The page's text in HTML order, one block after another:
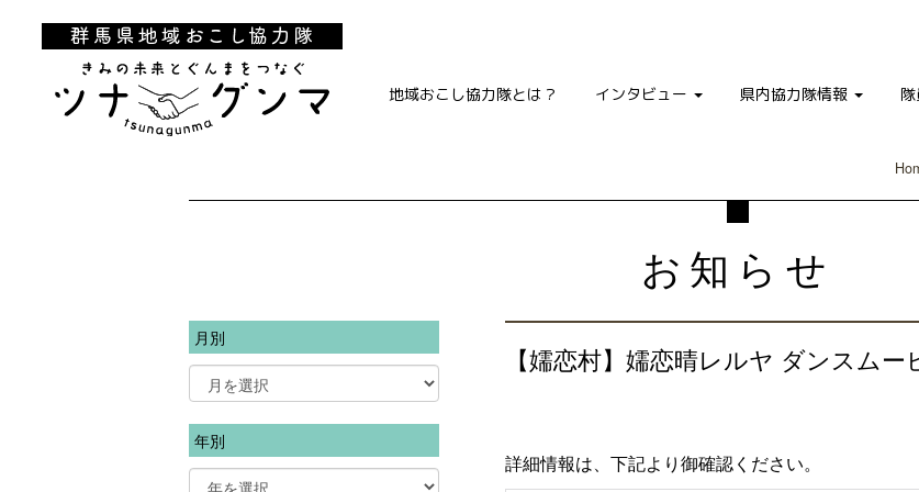
地域おこし協力隊とは？ インタビュー 県内協力隊情報
お知らせ
【嬬恋村】嬬恋晴レルヤ ダンスムー
詳細情報は、下記より御確認ください。
月別
年別